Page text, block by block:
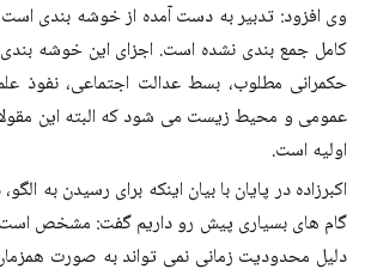
وی افزود: تدبیر به دست آمده از خوشه بندی
کامل جمع بندی نشده است. اجزای این خوشه
حکمرانی مطلوب، بسط عدالت اجتماعی، نفوذ
عمومی و محیط زیست می شود که البته این
اولیه است.
اکبرزاده در پایان با بیان اینکه برای رسیدن به
گام های بسیاری پیش رو داریم گفت: مشخص است
دلیل محدودیت زمانی نمی تواند به صورت